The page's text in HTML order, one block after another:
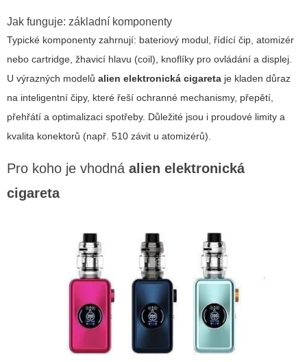
Jak funguje: základní komponenty
Typické komponenty zahrnují: bateriový modul, řídící čip, atomizér
nebo cartridge, žhavicí hlavu (coil), knoflíky pro ovládání a displej.
U výrazných modelů alien elektronická cigareta je kladen důraz
na inteligentní čipy, které řeší ochranné mechanismy, přepětí,
přehřátí a optimalizaci spotřeby. Důležité jsou i proudové limity a
kvalita konektorů (např. 510 závit u atomizérů).
Pro koho je vhodná alien elektronická
cigareta